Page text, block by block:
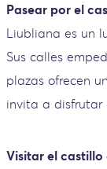
Pasear por el
Liubliana es un
Sus calles
plazas ofrecen
invita a disfrutar
Visitar el castillo